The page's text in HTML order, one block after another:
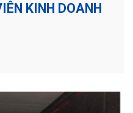
KINH DOANH